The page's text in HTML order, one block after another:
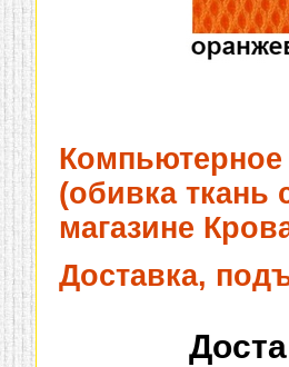
(обивка ткань
магазине
Доставка,